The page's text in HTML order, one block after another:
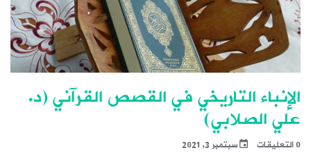
الإنباء التاريخي في القصص القرآني (د.
علي الصلابي)
0 التعليقات سبتمبر 3, 2021